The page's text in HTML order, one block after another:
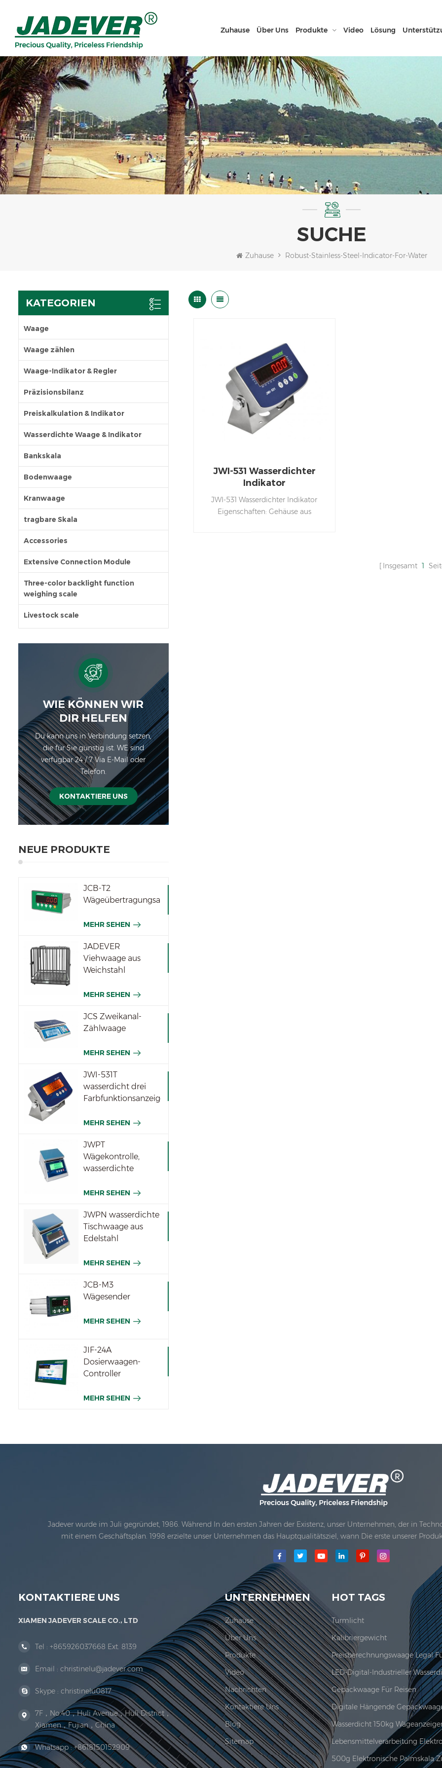
Zuhause Über Uns Produkte Video Lösung
SUCHE
Zuhause Robust-Stainless-Steel-Indicator-For-Water
KATEGORIEN
Waage
Waage zählen
Waage-Indikator & Regler
Präzisionsbilanz
Preiskalkulation & Indikator
Wasserdichte Waage & Indikator
Bankskala
Bodenwaage
Kranwaage
tragbare Skala
Accessories
Extensive Connection Module
Three-color backlight function
weighing scale
Livestock scale
WIE KÖNNEN WIR
DIR HELFEN
Du kann uns in Verbindung setzen,
die für Sie günstig ist. WE sind
verfügbar 24 / 7 Via E-Mail oder
Telefon.
KONTAKTIERE UNS
NEUE PRODUKTE
JCB-T2
Wägeübertragungsanzeige
MEHR SEHEN
JADEVER
Viehwaage aus
Weichstahl
MEHR SEHEN
JCS Zweikanal-
Zählwaage
MEHR SEHEN
JWI-531T
wasserdicht drei
Farbfunktionsanzeigen
MEHR SEHEN
JWPT
Wägekontrolle,
wasserdichte
Industrie
MEHR SEHEN
JWPN wasserdichte
Tischwaage aus
Edelstahl
MEHR SEHEN
JCB-M3
Wägesender
MEHR SEHEN
JIF-24A
Dosierwaagen-
Controller
MEHR SEHEN
JWI-531 Wasserdichter
Indikator
JWI-531 Wasserdichter Indikator
Eigenschaften: Gehäuse aus
Insgesamt 1
Jadever wurde im Juli gegründet, 1986. Während In den ersten Jahren der Existenz, unser Unternehmen, der in
mit einem Geschäftsplan. 1998 erzielte unser Unternehmen das Hauptqualitätsziel, wann Die erste unserer
Organisation der Rechtsorganisation. 1999 Xiamen Jadever Skala Co., Ltd.war etabliert; Der
Jadever erwor...
KONTAKTIERE UNS
XIAMEN JADEVER SCALE CO., LTD
Tel : +865926037668 Ext. 8139
Email : christinelu@jadever.com
Skype : christinelu0817
7F，No.40，Huli Avenue，Huli District，
Xiamen，Fujian，China
Whatsapp :+8618150152909
UNTERNEHMEN
Zuhause
Über Uns
Produkte
Video
Nachrichten
Kontaktiere Uns
Blog
Sitemap
HOT TAGS
Turmlicht
Kalibriergewicht
Gepäckwaage Für Reisen
Digitale Hängende
Wasserdicht 150kg